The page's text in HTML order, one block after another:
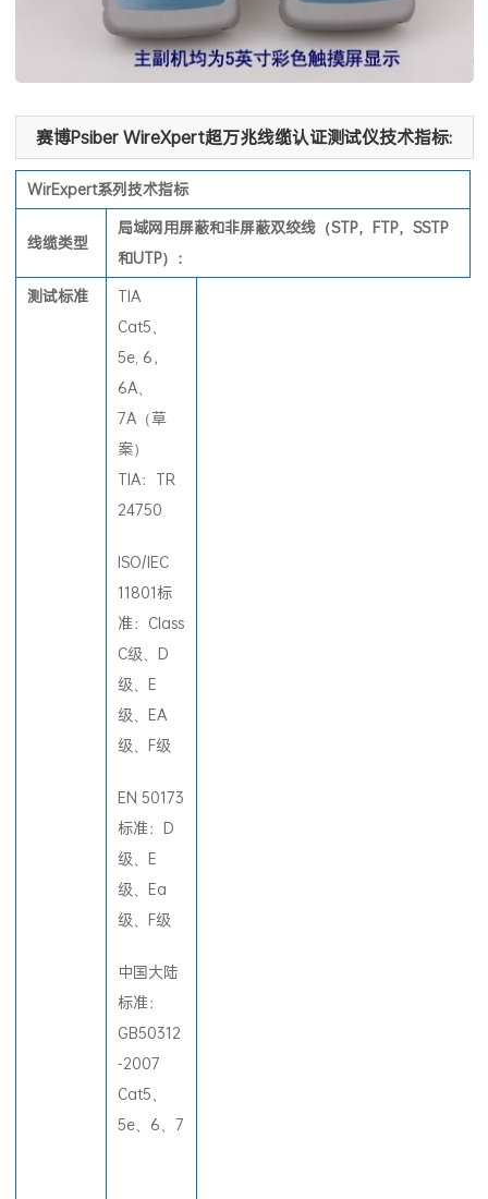
赛博Psiber WireXpert超万兆线缆认证测试仪技术指标:
WirExpert系列技术指标
线缆类型
局域网用屏蔽和非屏蔽双绞线（STP，FTP，SSTP
和UTP）：
测试标准
TIA
Cat5、
5e, 6，
6A、
7A（草
案）
TIA：TR
24750
ISO/IEC
11801标
准：Class
C级、D
级、E
级、EA
级、F级
EN 50173
标准：D
级、E
级、Ea
级、F级
中国大陆
标准：
GB50312
-2007
Cat5、
5e、6、7